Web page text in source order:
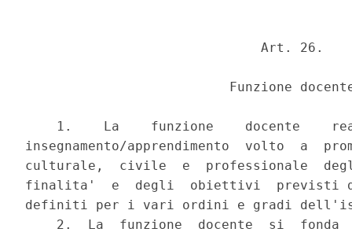
                              Art. 26.
Funzione
1.    La    funzione    docente
insegnamento/apprendimento  volto  a
culturale,  civile  e  professionale
finalita'  e  degli  obiettivi  previsti
definiti per i vari ordini e gradi
2.  La  funzione  docente  si  fonda